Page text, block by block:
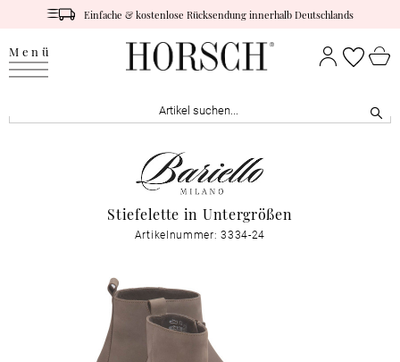
Einfache & kostenlose Rücksendung innerhalb Deutschlands
Menü
Stiefelette in Untergrößen
Artikelnummer: 3334-24